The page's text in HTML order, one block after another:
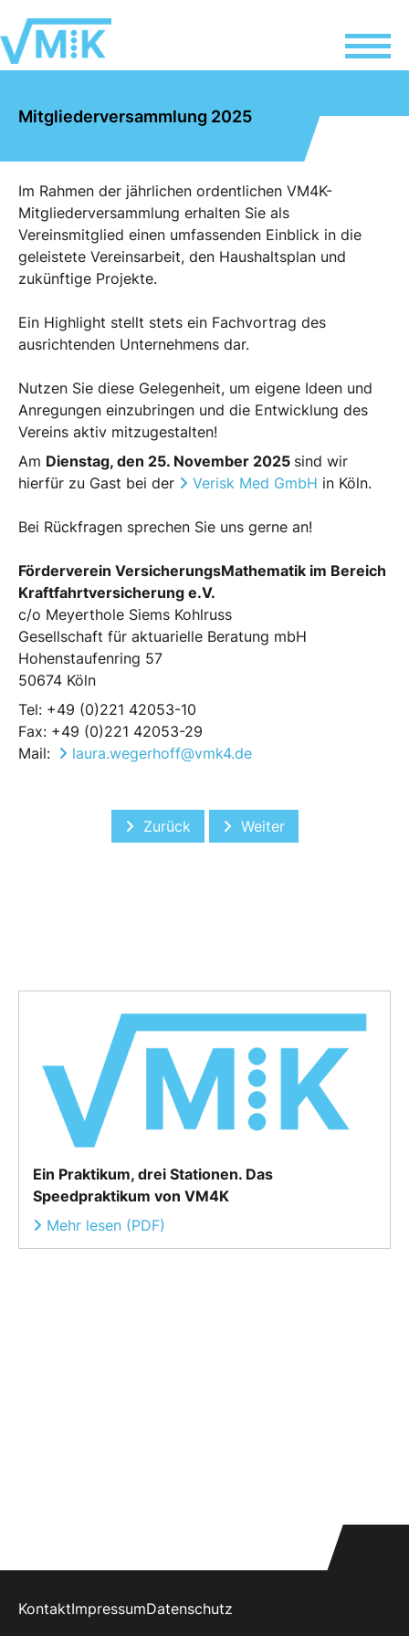
Mitgliederversammlung 2025
Im Rahmen der jährlichen ordentlichen VM4K-
Mitgliederversammlung erhalten Sie als
Vereinsmitglied einen umfassenden Einblick in die
geleistete Vereinsarbeit, den Haushaltsplan und
zukünftige Projekte.
Ein Highlight stellt stets ein Fachvortrag des
ausrichtenden Unternehmens dar.
Nutzen Sie diese Gelegenheit, um eigene Ideen und
Anregungen einzubringen und die Entwicklung des
Vereins aktiv mitzugestalten!
Am Dienstag, den 25. November 2025 sind wir
hierfür zu Gast bei der
Verisk Med GmbH in Köln.
Bei Rückfragen sprechen Sie uns gerne an!
Förderverein VersicherungsMathematik im Bereich
Kraftfahrtversicherung e.V.
c/o Meyerthole Siems Kohlruss
Gesellschaft für aktuarielle Beratung mbH
Hohenstaufenring 57
50674 Köln
Tel: +49 (0)221 42053-10
Fax: +49 (0)221 42053-29
Mail:
laura.wegerhoff@vmk4.de
Vorheriger Beitrag:
Zurück Nächster Beitrag: Cool
Weiter
Ein Praktikum, drei Stationen. Das
Speedpraktikum von VM4K
Mehr lesen (PDF)
KontaktImpressumDatenschutz